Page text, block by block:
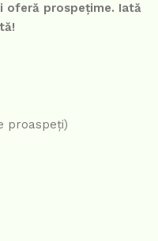
oferă prospețime. Iată
proaspeți)